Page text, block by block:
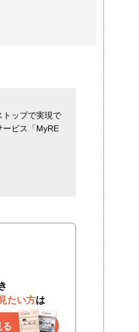
トップで実現で
ービス「MyRE
たい方は
る